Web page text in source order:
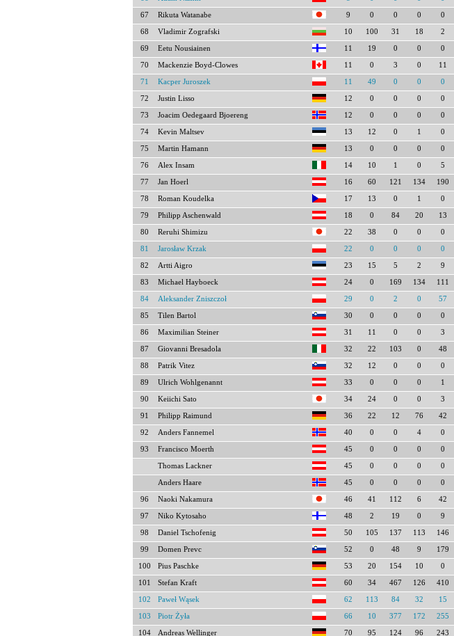
67 Rikuta Watanabe 9 0 0 0 0
68 Vladimir Zografski 10 100 31 18 2
69 Eetu Nousiainen 11 19 0 0 0
70 Mackenzie Boyd-Clowes 11 0 3 0 11
71 Kacper Juroszek 11 49 0 0 0
72 Justin Lisso 12 0 0 0 0
73 Joacim Oedegaard Bjoereng 12 0 0 0 0
74 Kevin Maltsev 13 12 0 1 0
75 Martin Hamann 13 0 0 0 0
76 Alex Insam 14 10 1 0 5
77 Jan Hoerl 16 60 121 134 190
78 Roman Koudelka 17 13 0 1 0
79 Philipp Aschenwald 18 0 84 20 13
80 Reruhi Shimizu 22 38 0 0 0
81 Jarosław Krzak 22 0 0 0 0
82 Artti Aigro 23 15 5 2 9
83 Michael Hayboeck 24 0 169 134 111
84 Aleksander Zniszczoł 29 0 2 0 57
85 Tilen Bartol 30 0 0 0 0
86 Maximilian Steiner 31 11 0 0 3
87 Giovanni Bresadola 32 22 103 0 48
88 Patrik Vitez 32 12 0 0 0
89 Ulrich Wohlgenannt 33 0 0 0 1
90 Keiichi Sato 34 24 0 0 3
91 Philipp Raimund 36 22 12 76 42
92 Anders Fannemel 40 0 0 4 0
93 Francisco Moerth 45 0 0 0 0
Thomas Lackner 45 0 0 0 0
Anders Haare 45 0 0 0 0
96 Naoki Nakamura 46 41 112 6 42
97 Niko Kytosaho 48 2 19 0 9
98 Daniel Tschofenig 50 105 137 113 146
99 Domen Prevc 52 0 48 9 179
100 Pius Paschke 53 20 154 10 0
101 Stefan Kraft 60 34 467 126 410
102 Paweł Wąsek 62 113 84 32 15
103 Piotr Żyła 66 10 377 172 255
104 Andreas Wellinger 70 95 124 96 243